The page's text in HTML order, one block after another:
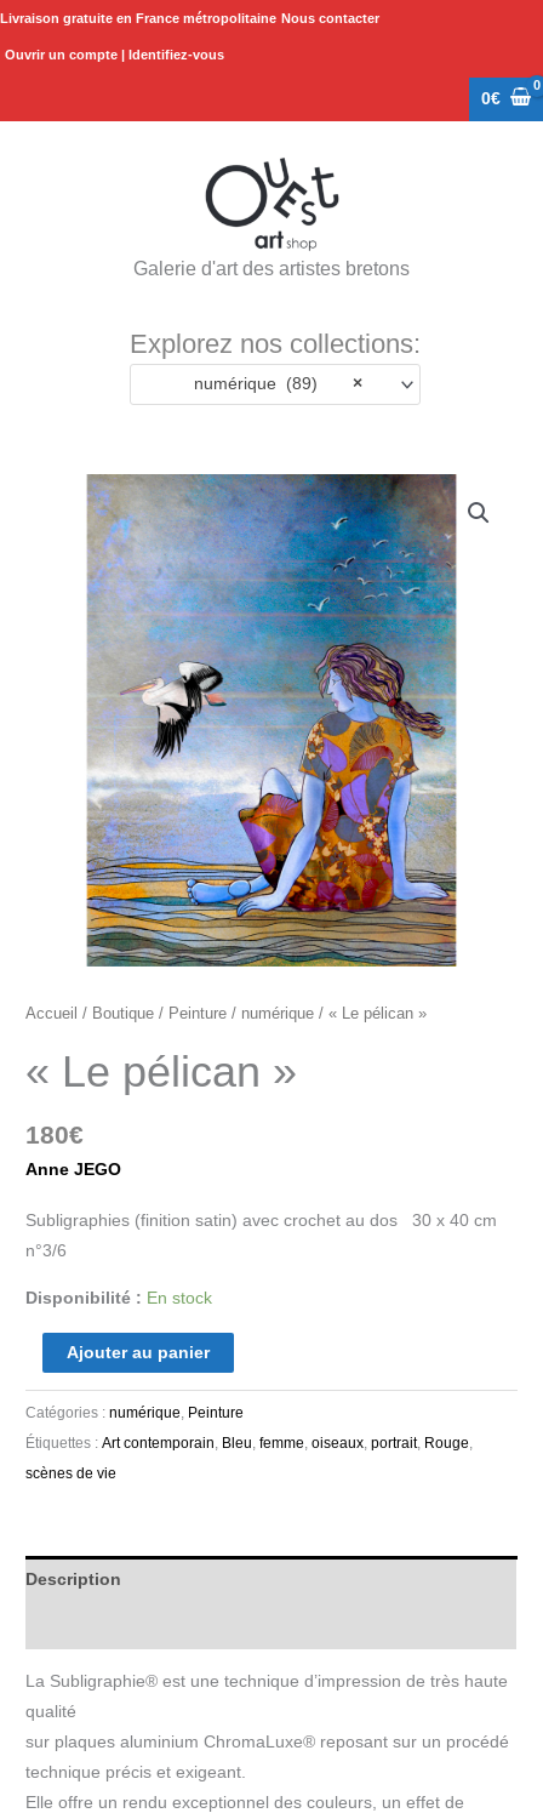
Aller
Livraison gratuite en France métropolitaine Nous contacter
Ouvrir un compte | Identifiez-vous
0€
Galerie d'art des artistes bretons
Explorez nos collections:
×
numérique (89)
Accueil / Boutique / Peinture / numérique / « Le pélican »
« Le pélican »
180€
Anne JEGO
Subligraphies (finition satin) avec crochet au dos 30 x 40 cm
n°3/6
Disponibilité : En stock
Ajouter au panier
Catégories :numérique, Peinture
Étiquettes :Art contemporain, Bleu,femme,oiseaux,portrait, Rouge,
scènes de vie
Description
La Subligraphie® est une technique d’impression de très haute
qualité
sur plaques aluminium ChromaLuxe® reposant sur un procédé
technique précis et exigeant.
Elle offre un rendu exceptionnel des couleurs, un effet de